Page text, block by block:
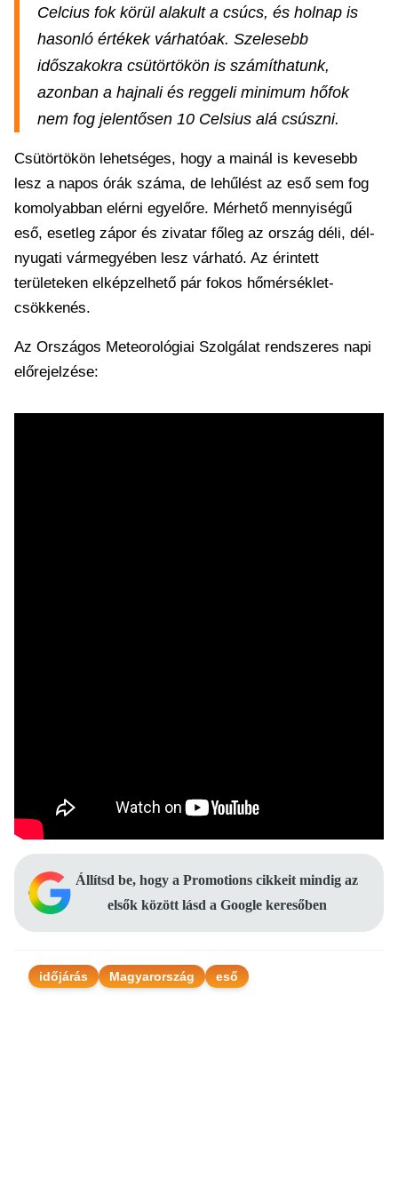
Celcius fok körül alakult a csúcs, és holnap is
hasonló értékek várhatóak. Szelesebb
időszakokra csütörtökön is számíthatunk,
azonban a hajnali és reggeli minimum hőfok
nem fog jelentősen 10 Celsius alá csúszni.
Csütörtökön lehetséges, hogy a mainál is kevesebb
lesz a napos órák száma, de lehűlést az eső sem fog
komolyabban elérni egyelőre. Mérhető mennyiségű
eső, esetleg zápor és zivatar főleg az ország déli, dél-
nyugati vármegyében lesz várható. Az érintett
területeken elképzelhető pár fokos hőmérséklet-
csökkenés.
Az Országos Meteorológiai Szolgálat rendszeres napi
előrejelzése:
Állítsd be, hogy a Promotions cikkeit mindig az
elsők között lásd a Google keresőben
időjárás Magyarország eső